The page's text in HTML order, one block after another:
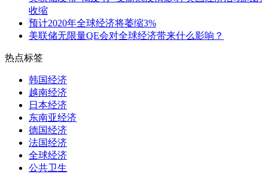
收缩
预计2020年全球经济将萎缩3%
美联储无限量QE会对全球经济带来什么影响？
热点标签
韩国经济
越南经济
日本经济
东南亚经济
德国经济
法国经济
全球经济
公共卫生